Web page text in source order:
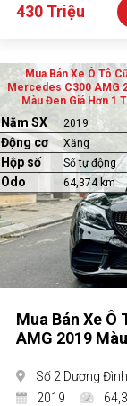
430 Triệu
Mua Bán Xe Ô Tô Cũ
Mercedes C300 AMG
Màu Đen Giá Hơn 1
Năm SX 2019
Động cơ Xăng
Hộp số Số tự động
Odo 64,374 km
Mua Bán Xe Ô
AMG 2019
Số 2 Dương
2019